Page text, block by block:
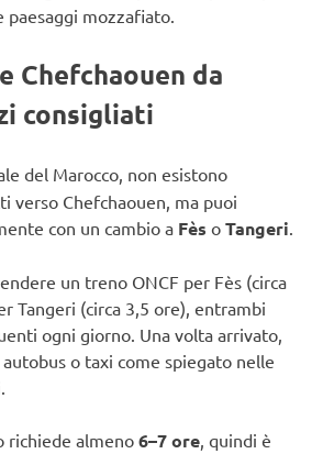
mozzafiato.
Chefchaouen da
consigliati
del Marocco, non esistono
verso Chefchaouen, ma puoi
con un cambio a Fès o Tangeri
un treno ONCF per Fès (circa
Tangeri (circa 3,5 ore), entrambi
ogni giorno. Una volta arrivato,
o taxi come spiegato nelle
richiede almeno 6–7 ore , quindi è